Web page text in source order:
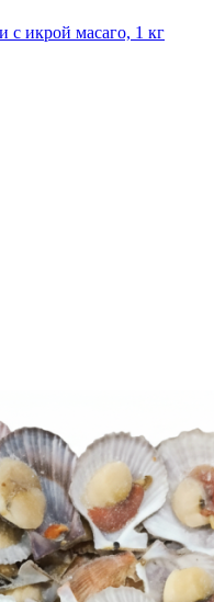
с икрой масаго, 1 кг